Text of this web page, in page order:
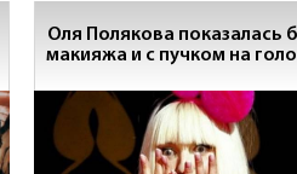
Оля Полякова показалась
макияжа и с пучком на